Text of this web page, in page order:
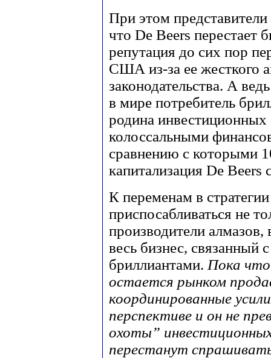
При этом
что De Beers перестает
репутация до сих пор
США из-за ее жесткого
законодательства. А
в мире потребитель
родина
колоссальными
сравнению с которыми
капитализация De Beers
К переменам в
приспосабливаться не
производители
весь бизнес, связанный
бриллиантами. Пока
остается рынком
координированные
перспективе и он не
охоты”
перестанут